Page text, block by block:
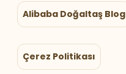
Alibaba Doğaltaş Blog
Çerez Politikası